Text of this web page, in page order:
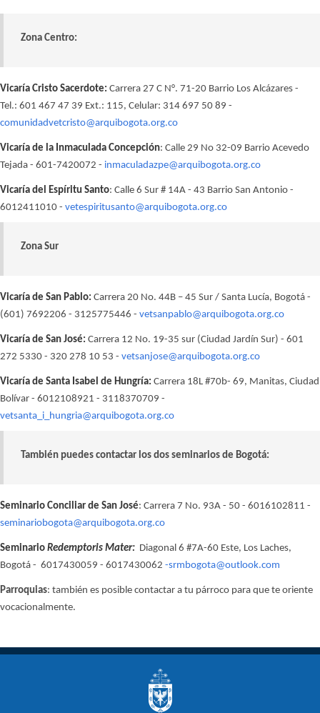
Zona Centro:
Vicaría Cristo Sacerdote: Carrera 27 C N°. 71-20 Barrio Los Alcázares -
Tel.: 601 467 47 39 Ext.: 115, Celular: 314 697 50 89 -
comunidadvetcristo@arquibogota.org.co
Vicaría de la Inmaculada Concepción: Calle 29 No 32-09 Barrio Acevedo
Tejada - 601-7420072 - inmaculadazpe@arquibogota.org.co
Vicaría del Espíritu Santo: Calle 6 Sur # 14A - 43 Barrio San Antonio -
6012411010 - vetespiritusanto@arquibogota.org.co
Zona Sur
Vicaría de San Pablo: Carrera 20 No. 44B – 45 Sur / Santa Lucía, Bogotá -
(601) 7692206 - 3125775446 - vetsanpablo@arquibogota.org.co
Vicaría de San José: Carrera 12 No. 19-35 sur (Ciudad Jardín Sur) - 601
272 5330 - 320 278 10 53 - vetsanjose@arquibogota.org.co
Vicaría de Santa Isabel de Hungría: Carrera 18L #70b- 69, Manitas, Ciudad
Bolívar - 6012108921 - 3118370709 -
vetsanta_i_hungria@arquibogota.org.co
También puedes contactar los dos seminarios de Bogotá:
Seminario Conciliar de San José: Carrera 7 No. 93A - 50 - 6016102811 -
seminariobogota@arquibogota.org.co
Seminario Redemptoris Mater: Diagonal 6 #7A-60 Este, Los Laches,
Bogotá - 6017430059 - 6017430062 -srmbogota@outlook.com
Parroquias: también es posible contactar a tu párroco para que te oriente
vocacionalmente.